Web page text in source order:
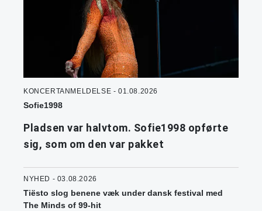
KONCERTANMELDELSE - 01.08.2026
Sofie1998
Pladsen var halvtom. Sofie1998 opførte
sig, som om den var pakket
NYHED - 03.08.2026
Tiësto slog benene væk under dansk festival med
The Minds of 99-hit